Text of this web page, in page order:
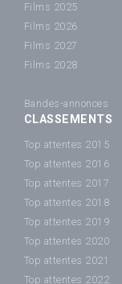
Films 2025
Films 2026
Films 2027
Films 2028
Bandes-annonces
CLASSEMENTS
Top attentes 2015
Top attentes 2016
Top attentes 2017
Top attentes 2018
Top attentes 2019
Top attentes 2020
Top attentes 2021
Top attentes 2022